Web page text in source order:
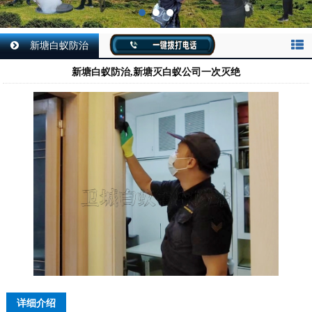
新塘白蚁防治
新塘白蚁防治,新塘灭白蚁公司一次灭绝
详细介绍